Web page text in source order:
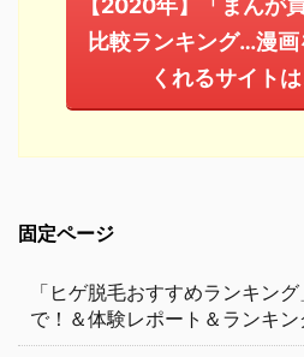
【2020年】「まんが
比較ランキング…漫
くれるサイトは
固定ページ
「ヒゲ脱毛おすすめランキン
で！＆体験レポート＆ランキン